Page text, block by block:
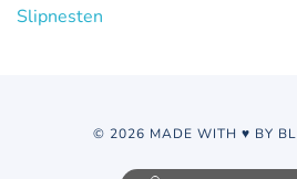
Slipnesten
© 2026 MADE WITH ♥ BY